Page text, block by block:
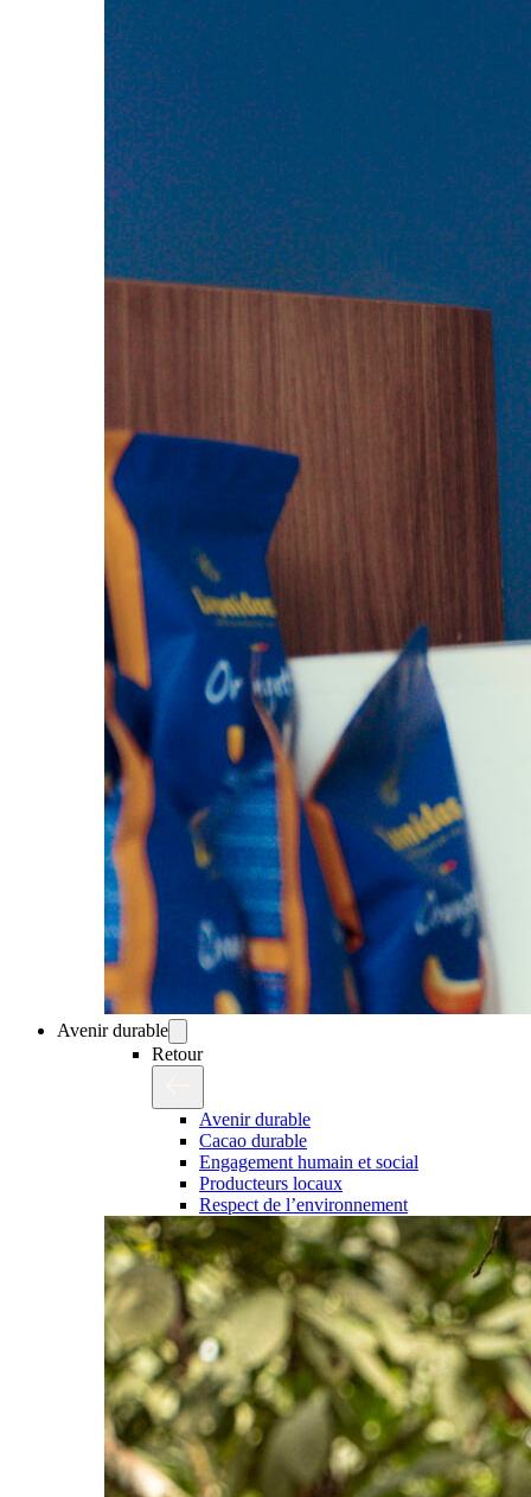
Avenir durable
Retour
Avenir durable
Cacao durable
Engagement humain et social
Producteurs locaux
Respect de l’environnement